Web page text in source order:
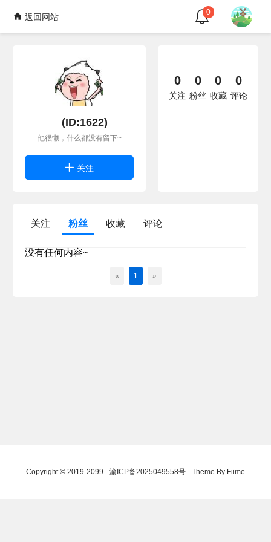
返回网站 0
(ID:1622)
他很懒，什么都没有留下~
关注
0
关注
0
粉丝
0
收藏
0
评论
关注 粉丝 收藏 评论
没有任何内容~
« 1 »
Copyright © 2019-2099 渝ICP备2025049558号 Theme By Fiime